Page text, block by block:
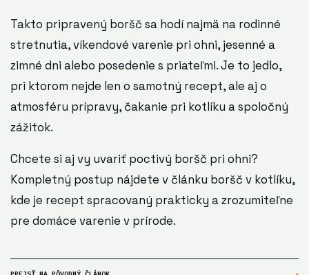
Takto pripravený boršč sa hodí najmä na rodinné
stretnutia, víkendové varenie pri ohni, jesenné a
zimné dni alebo posedenie s priateľmi. Je to jedlo,
pri ktorom nejde len o samotný recept, ale aj o
atmosféru prípravy, čakanie pri kotlíku a spoločný
zážitok.
Chcete si aj vy uvariť poctivý boršč pri ohni?
Kompletný postup nájdete v článku boršč v kotlíku,
kde je recept spracovaný prakticky a zrozumiteľne
pre domáce varenie v prírode.